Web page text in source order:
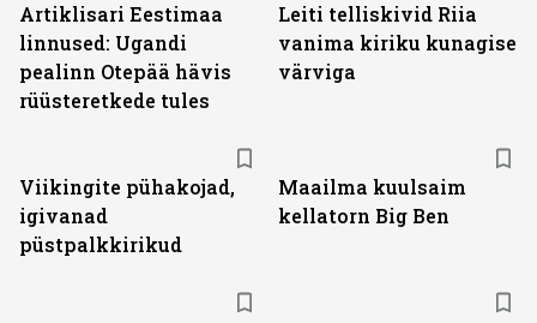
Artiklisari Eestimaa
linnused: Ugandi
pealinn Otepää hävis
rüüsteretkede tules
Leiti telliskivid Riia
vanima kiriku kunagise
värviga
Viikingite pühakojad,
igivanad
püstpalkkirikud
Maailma kuulsaim
kellatorn Big Ben